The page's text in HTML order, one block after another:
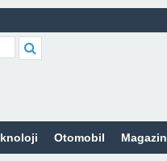
Otomobil Magazin